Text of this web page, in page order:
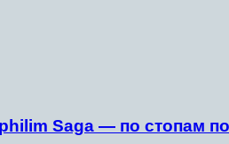
Saga — по стопам